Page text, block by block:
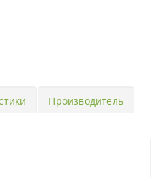
Производитель